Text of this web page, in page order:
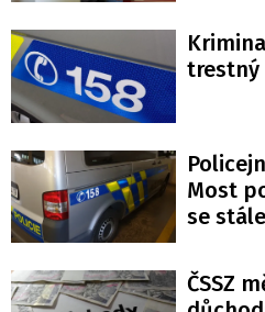
trestný
Most
se
ČSSZ